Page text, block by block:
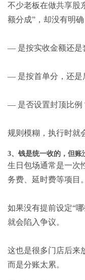
不少老板在做共享股
额分成”，却没有明确
— 是按实收金额还是
— 是按首单分，还是
— 是否设置封顶比例
规则模糊，执行时就
3、钱是统一收的，但账
生日包场通常是一次
务费、延时费等项目。
如果没有提前设定“
就会陷入争议。
这也是很多门店后来
而是分账太累。